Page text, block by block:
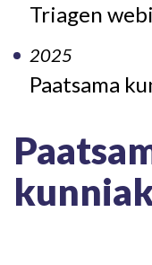
Triagen
2025
Paatsama